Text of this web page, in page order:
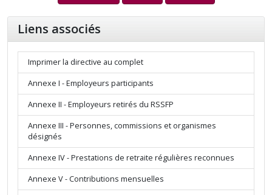
Liens associés
Imprimer la directive au complet
Annexe I - Employeurs participants
Annexe II - Employeurs retirés du RSSFP
Annexe III - Personnes, commissions et organismes
désignés
Annexe IV - Prestations de retraite régulières reconnues
Annexe V - Contributions mensuelles